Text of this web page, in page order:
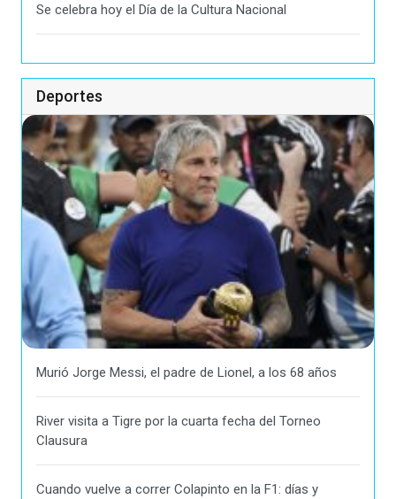
Se celebra hoy el Día de la Cultura Nacional
Deportes
Murió Jorge Messi, el padre de Lionel, a los 68 años
River visita a Tigre por la cuarta fecha del Torneo
Clausura
Cuando vuelve a correr Colapinto en la F1: días y